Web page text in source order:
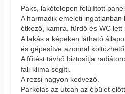
Paks, lakótelepen felújított
A harmadik emeleti ingatlanban
étkező, kamra, fürdő és WC lett
A lakás a képeken látható
és gépesítve azonnal költözhető.
A fűtést távhő biztosítja
fali klíma segíti.
A rezsi nagyon kedvező.
Parkolás az utcán az épület